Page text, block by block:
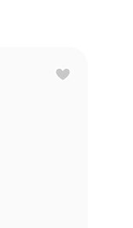
供）
へ感謝をお
き、ハグで
セプトに合
ワクワク感